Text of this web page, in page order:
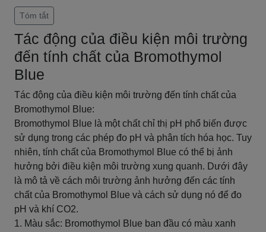
Tóm tắt
Tác động của điều kiện môi trường
đến tính chất của Bromothymol
Blue
Tác động của điều kiện môi trường đến tính chất của
Bromothymol Blue:
Bromothymol Blue là một chất chỉ thị pH phổ biến được
sử dụng trong các phép đo pH và phân tích hóa học. Tuy
nhiên, tính chất của Bromothymol Blue có thể bị ảnh
hưởng bởi điều kiện môi trường xung quanh. Dưới đây
là mô tả về cách môi trường ảnh hưởng đến các tính
chất của Bromothymol Blue và cách sử dụng nó để đo
pH và khí CO2.
1. Màu sắc: Bromothymol Blue ban đầu có màu xanh